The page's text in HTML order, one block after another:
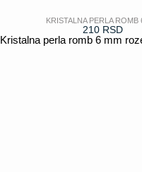
KRISTALNA PERLA ROMB
210 RSD
Kristalna perla romb 6 mm